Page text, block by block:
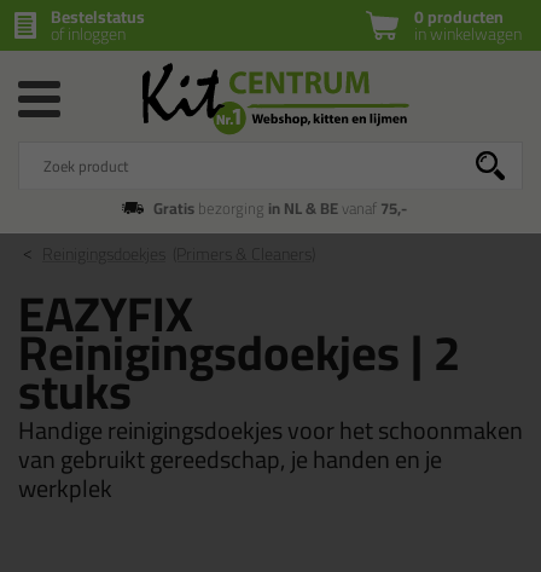
0 producten
in winkelwagen
Bestelstatus
of inloggen
Gratisbezorging in NL & BEvanaf75,-
EAZYFIX
Reinigingsdoekjes | 2
stuks
Handige reinigingsdoekjes voor het schoonmaken
van gebruikt gereedschap, je handen en je
werkplek